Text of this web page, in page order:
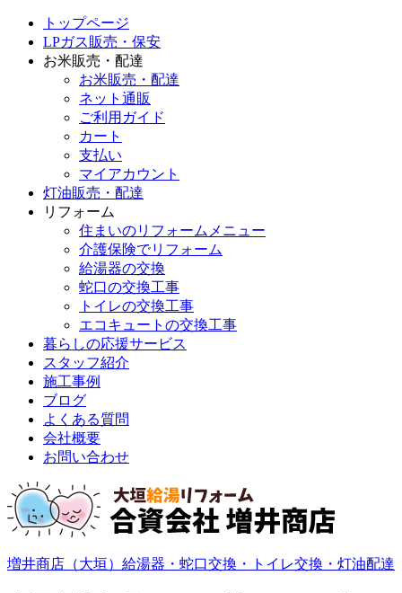
トップページ
LPガス販売・保安
お米販売・配達
お米販売・配達
ネット通販
ご利用ガイド
カート
支払い
マイアカウント
灯油販売・配達
リフォーム
住まいのリフォームメニュー
介護保険でリフォーム
給湯器の交換
蛇口の交換工事
トイレの交換工事
エコキュートの交換工事
暮らしの応援サービス
スタッフ紹介
施工事例
ブログ
よくある質問
会社概要
お問い合わせ
増井商店（大垣）給湯器・蛇口交換・トイレ交換・灯油配達